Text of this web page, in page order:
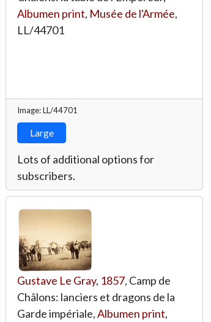
Albumen print, Musée de l'Armée,
LL/44701
Image: LL/44701
Large
Lots of additional options for
subscribers.
Gustave Le Gray, 1857, Camp de
Châlons: lanciers et dragons de la
Garde impériale,Albumen print,